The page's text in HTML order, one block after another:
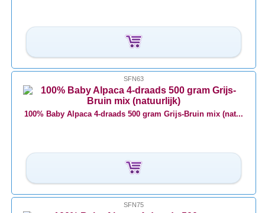
SFN63
100% Baby Alpaca 4-draads 500 gram Grijs-Bruin mix (nat...
SFN75